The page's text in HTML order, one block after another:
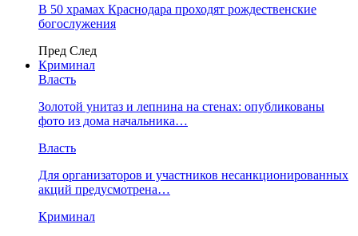
В 50 храмах Краснодара проходят рождественские
богослужения
Пред След
Криминал
Власть
​Золотой унитаз и лепнина на стенах: опубликованы
фото из дома начальника…
Власть
Для организаторов и участников несанкционированных
акций предусмотрена…
Криминал